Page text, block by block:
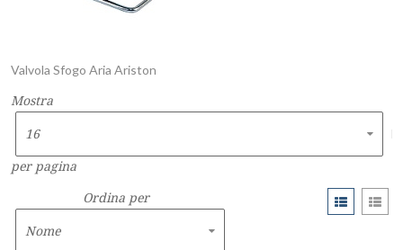
Valvola Sfogo Aria Ariston
Mostra
per pagina
Ordina per